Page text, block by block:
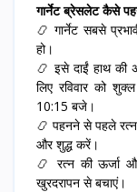
गार्नेट ब्रेसलेट कैसे
📿 गार्नेट सबसे
हो।
📿 इसे दाईं हाथ की
लिए रविवार को
10:15 बजे।
📿 पहनने से पहले
और शुद्ध करें।
📿 रत्न की ऊर्जा
खुरदरापन से बचाएं।